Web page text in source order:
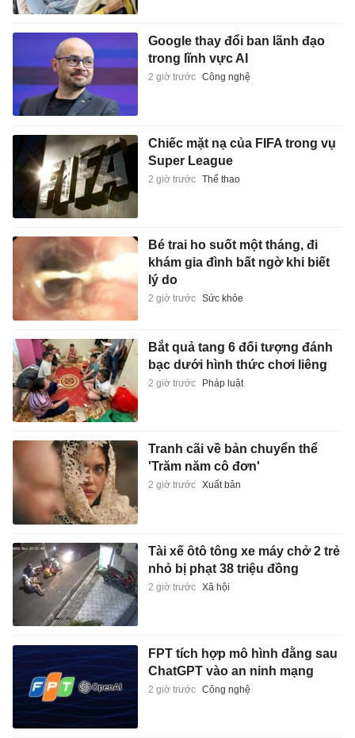
Google thay đổi ban lãnh đạo
trong lĩnh vực AI
2 giờ trước Công nghệ
Chiếc mặt nạ của FIFA trong vụ
Super League
2 giờ trước Thể thao
Bé trai ho suốt một tháng, đi
khám gia đình bất ngờ khi biết
lý do
2 giờ trước Sức khỏe
Bắt quả tang 6 đối tượng đánh
bạc dưới hình thức chơi liêng
2 giờ trước Pháp luật
Tranh cãi về bản chuyển thể
'Trăm năm cô đơn'
2 giờ trước Xuất bản
Tài xế ôtô tông xe máy chở 2 trẻ
nhỏ bị phạt 38 triệu đồng
2 giờ trước Xã hội
FPT tích hợp mô hình đằng sau
ChatGPT vào an ninh mạng
2 giờ trước Công nghệ